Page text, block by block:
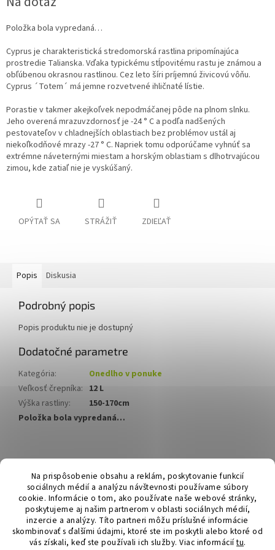
Na prispôsobenie obsahu a reklám, poskytovanie funkcií
sociálnych médií a analýzu návštevnosti používame súbory
cookie. Informácie o tom, ako používate naše webové stránky,
poskytujeme aj našim partnerom v oblasti sociálnych médií,
inzercie a analýzy. Títo partneri môžu príslušné informácie
skombinovať s ďalšími údajmi, ktoré ste im poskytli alebo ktoré od
vás získali, keď ste používali ich služby. Viac informáciítu.
Položka bola vypredaná…
Cyprus je charakteristická stredomorská rastlina pripomínajúca
prostredie Talianska. Vďaka typickému stĺpovitému rastu je známou a
obľúbenou okrasnou rastlinou. Cez leto šíri príjemnú živicovú vôňu.
Cyprus ´Totem´ má jemne rozvetvené ihličnaté lístie.
Porastie v takmer akejkoľvek nepodmáčanej pôde na plnom slnku.
Jeho overená mrazuvzdornosť je -24 ° C a podľa nadšených
pestovateľov v chladnejších oblastiach bez problémov ustál aj
niekoľkodňové mrazy -27 ° C. Napriek tomu odporúčame vyhnúť sa
extrémne náveternými miestam a horským oblastiam s dlhotrvajúcou
zimou, kde zatiaľ nie je vyskúšaný.
OPÝTAŤ SA STRÁŽIŤ ZDIEĽAŤ
Popis Diskusia
Podrobný popis
Popis produktu nie je dostupný
Dodatočné parametre
Kategória:
Onedlho v ponuke
Veľkosť črepníka: 12 L
Výška rastliny:
150-170cm
Položka bola vypredaná…
á
Hurmikaki.com